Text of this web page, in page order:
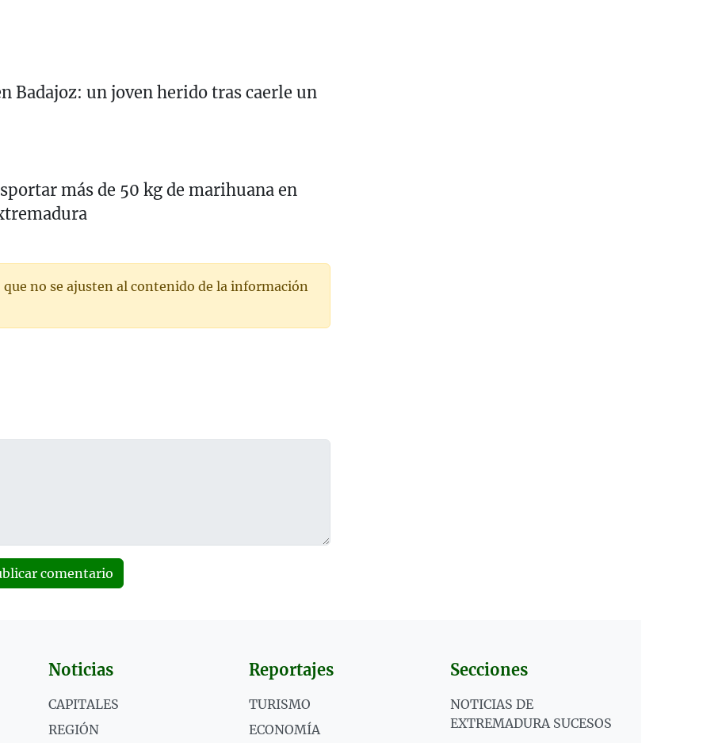
Badajoz: un joven herido tras caerle un
más de 50 kg de marihuana en
no se ajusten al contenido de la información
comentario
Noticias
CAPITALES
REGIÓN
Reportajes
TURISMO
ECONOMÍA
Secciones
NOTICIAS DE
EXTREMADURA SUCESOS